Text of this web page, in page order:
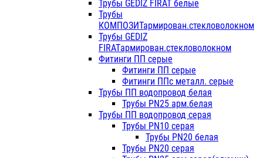
Трубы GEDIZ FIRAT белые
Трубы
КОМПОЗИТармирован.стекловолокном
Трубы GEDIZ
FIRATармирован.стекловолокном
Фитинги ПП серые
Фитинги ПП серые
Фитинги ППс металл. серые
Трубы ПП водопровод белая
Трубы PN25 арм.белая
Трубы ПП водопровод серая
Трубы PN10 серая
Трубы PN20 белая
Трубы PN20 серая